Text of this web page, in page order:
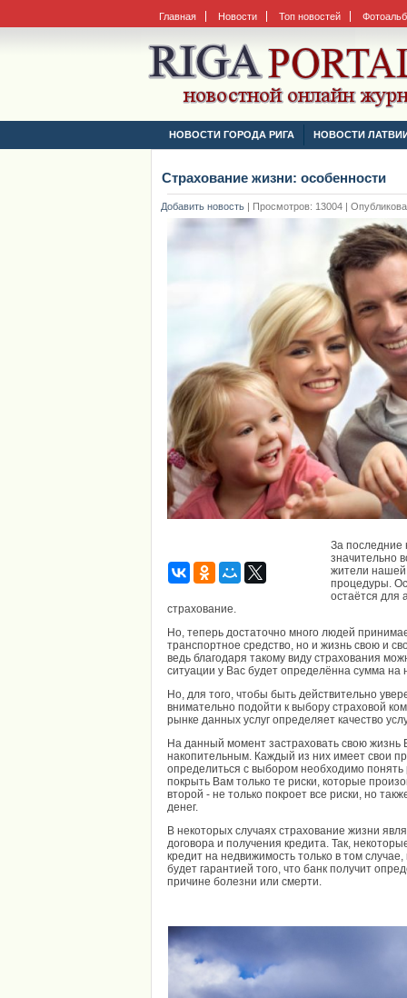
Главная Новости Топ новостей
НОВОСТИ ГОРОДА РИГА НОВОСТИ
Страхование жизни: особенности
Добавить новость | Просмотров: 13004 |
За последние
значительно
жители нашей
процедуры.
остаётся для
страхование.
Но, теперь достаточно много людей
транспортное средство, но и жизнь свою и
ведь благодаря такому виду страхования
ситуации у Вас будет определённа сумма
Но, для того, чтобы быть действительно
внимательно подойти к выбору страховой
рынке данных услуг определяет качество
На данный момент застраховать свою
накопительным. Каждый из них имеет свои
определиться с выбором необходимо
покрыть Вам только те риски, которые
второй - не только покроет все риски, но
денег.
В некоторых случаях страхование жизни
договора и получения кредита. Так,
кредит на недвижимость только в том
будет гарантией того, что банк получит
причине болезни или смерти.